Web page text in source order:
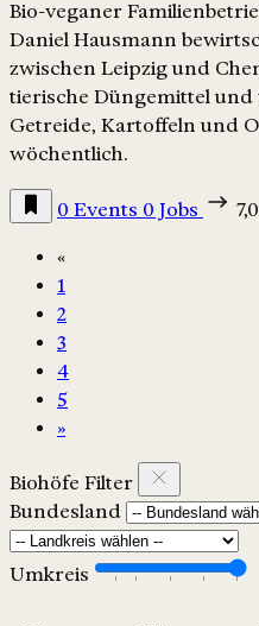
Bio-veganer
Daniel Hausmann
zwischen Leipzig und
tierische Düngemittel und
Getreide, Kartoffeln und
wöchentlich.
0 Events 0 Jobs
«
1
2
3
4
5
»
Biohöfe Filter
Bundesland
Umkreis